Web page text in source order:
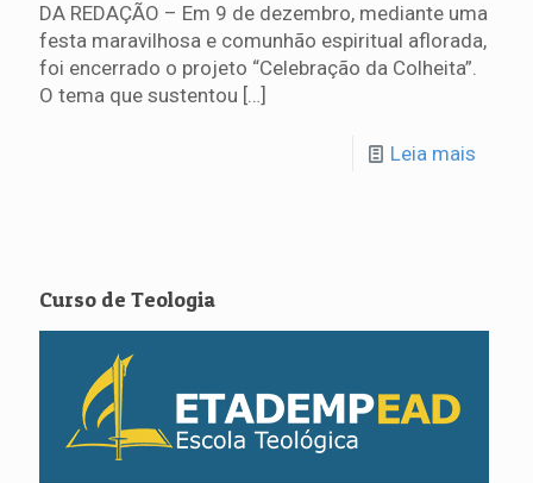
DA REDAÇÃO – Em 9 de dezembro, mediante uma
festa maravilhosa e comunhão espiritual aflorada,
foi encerrado o projeto “Celebração da Colheita”.
O tema que sustentou […]
Leia mais
Curso de Teologia